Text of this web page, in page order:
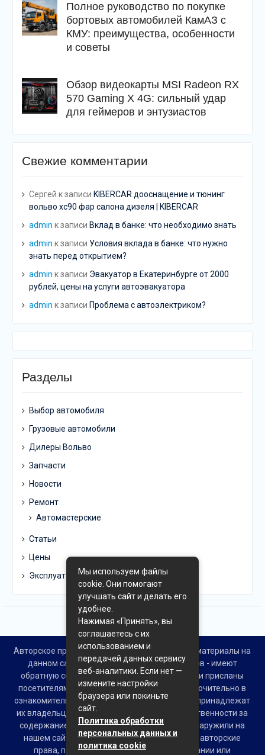
Полное руководство по покупке
бортовых автомобилей КамАЗ с
КМУ: преимущества, особенности
и советы
Обзор видеокарты MSI Radeon RX
570 Gaming X 4G: сильный удар
для геймеров и энтузиастов
Свежие комментарии
Сергей к записи KIBERCAR дооснащение и тюнинг
вольво хс90 фар салона дизеля | KIBERCAR
admin к записи Вклад в банке: что необходимо знать
admin к записи Условия вклада в банке: что нужно
знать перед открытием?
admin к записи Эвакуатор в Екатеринбурге от 2000
рублей, цены на услуги автоэвакуатора
admin к записи Проблема с автоэлектриком?
Разделы
Выбор автомобиля
Грузовые автомобили
Дилеры Вольво
Запчасти
Новости
Ремонт
Автомастерские
Статьи
Цены
Эксплуатация
Авторское право © Все права защищены. Все материалы на
данном сайте взяты из открытых источников - имеют
обратную ссылку на материал в интернете или присланы
посетителями сайта и предоставляются исключительно в
ознакомительных целях. Права на материалы принадлежат
их владельцам. Администрация сайта ответственности за
содержание материала не несет. Если Вы обнаружили на
нашем сайте материалы, которые нарушают авторские
права, принадлежащие Вам, Вашей компании или
Мы используем файлы
cookie. Они помогают
улучшать сайт и делать его
удобнее.
Нажимая «Принять», вы
соглашаетесь с их
использованием и
передачей данных сервису
веб-аналитики. Если нет —
измените настройки
браузера или покиньте
сайт.
Политика обработки
персональных данных и
политика cookie